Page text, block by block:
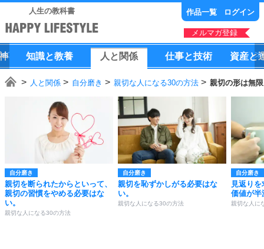
人生の教科書 作品一覧 ログイン
メルマガ登録
知識と教養 人 と 関係 仕事と技術 資産と
人と関係 自分磨き 親切な人になる30の方法 親切の形は無
自分磨き
親切を断られたからといって、
親切の習慣をやめる必要はな
い。
親切な人になる30の方法
自分磨き
親切を恥ずかしがる必要はな
い。
親切な人になる30の方法
自分磨き
見返り
価値が半
親切な人に